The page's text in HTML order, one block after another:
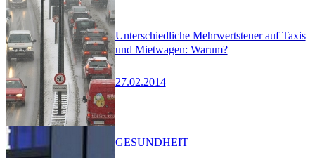
Unterschiedliche Mehrwertsteuer auf Taxis
und Mietwagen: Warum?
27.02.2014
GESUNDHEIT